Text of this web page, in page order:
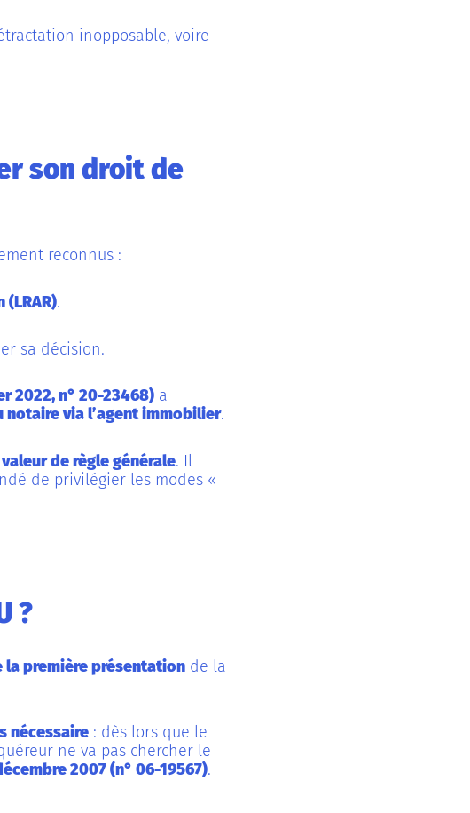
inopposable, voire
son droit de
reconnus :
.
sa décision.
2022, n° 20-23468) a
notaire via l’agent immobilier.
de règle générale. Il
de privilégier les modes «
?
la première présentation de la
nécessaire : dès lors que le
ne va pas chercher le
2007 (n° 06-19567).